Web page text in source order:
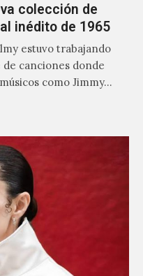
colección de
inédito de 1965
estuvo trabajando
de canciones donde
como Jimmy…